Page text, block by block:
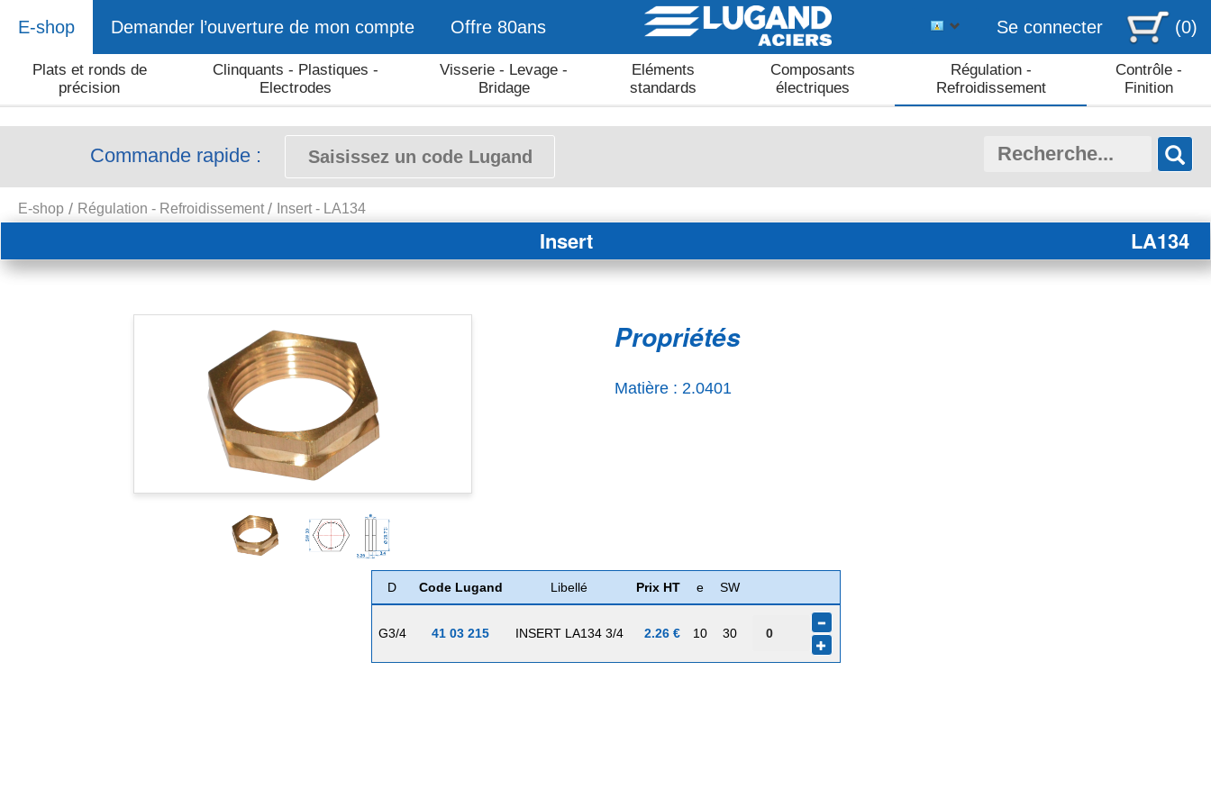
E-shop Demander l’ouverture de mon compte Offre 80ans Se connecter (0)
Plats et ronds de
précision
Clinquants - Plastiques -
Electrodes
Visserie - Levage -
Bridage
Eléments
standards
Composants
électriques
Régulation -
Refroidissement
Contrôle -
Finition
Commande rapide :
E-shop Régulation - Refroidissement Insert - LA134
Insert LA134
Propriétés
Matière : 2.0401
D Code Lugand Libellé Prix HT e SW
G3/4 41 03 215 INSERT LA134 3/4 2.26 € 10 30